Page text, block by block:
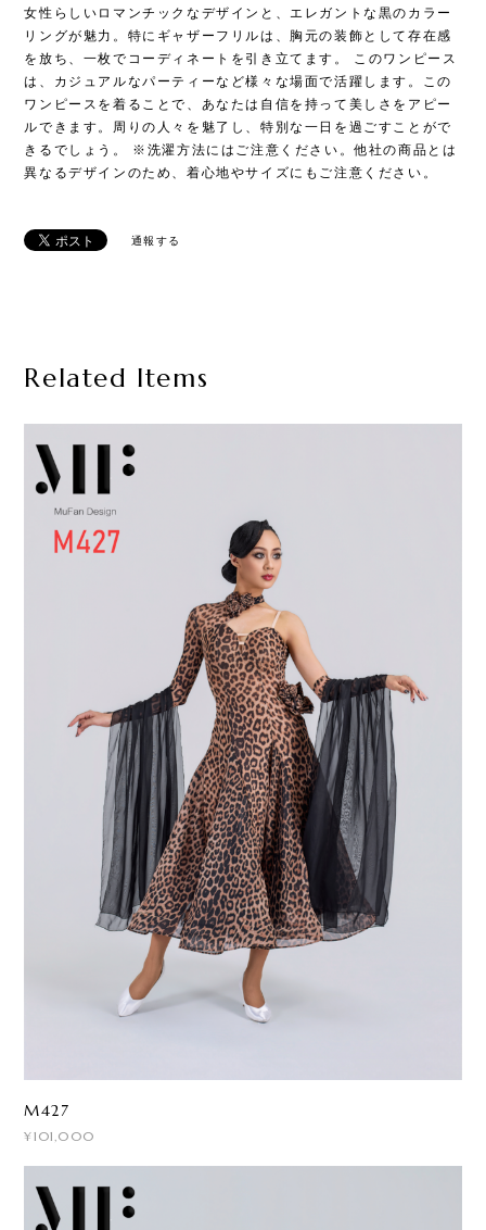
女性らしいロマンチックなデザインと、エレガントな黒のカラー
リングが魅力。特にギャザーフリルは、胸元の装飾として存在感
を放ち、一枚でコーディネートを引き立てます。 このワンピース
は、カジュアルなパーティーなど様々な場面で活躍します。この
ワンピースを着ることで、あなたは自信を持って美しさをアピー
ルできます。周りの人々を魅了し、特別な一日を過ごすことがで
きるでしょう。 ※洗濯方法にはご注意ください。他社の商品とは
異なるデザインのため、着心地やサイズにもご注意ください。
通報する
Related Items
M427
¥101,000